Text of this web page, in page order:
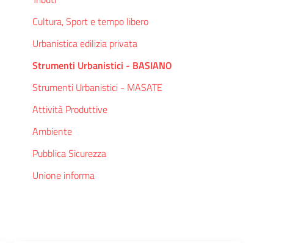
Cultura, Sport e tempo libero
Urbanistica edilizia privata
Strumenti Urbanistici - BASIANO
Strumenti Urbanistici - MASATE
Attività Produttive
Ambiente
Pubblica Sicurezza
Unione informa